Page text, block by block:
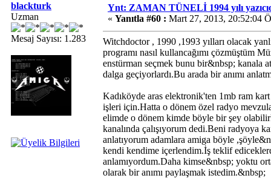
blackturk
Uzman
Mesaj Sayısı: 1.283
Ynt: ZAMAN TÜNELİ 1994 yılı
« Yanıtla #60 : Mart 27, 2013, 20:52:04
Witchdoctor , 1990 ,1993 yılları olacak
programı nasıl kullancağımı çözmüştüm
enstürman seçmek bunu bir&nbsp; kanala
dalga geçiyorlardı.Bu arada bir anımı
Kadıköyde aras elektronik'ten 1mb ram
işleri için.Hatta o dönem özel radyo
elimde o dönem kimde böyle bir şey
kanalında çalışıyorum dedi.Beni radyoya
anlatıyorum adamlara amiga böyle
kendi kendime içerlendim.İş teklif
anlamıyordum.Daha kimse&nbsp; yoktu
olarak bir anımı paylaşmak istedim.&nbsp;